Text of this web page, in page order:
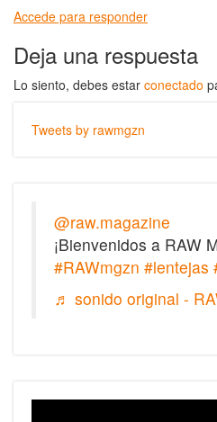
Accede para responder
Deja una respuesta
Lo siento, debes estar conectado
Tweets by rawmgzn
@raw.magazine
¡Bienvenidos a RAW
#RAWmgzn #lentejas
♬ sonido original -